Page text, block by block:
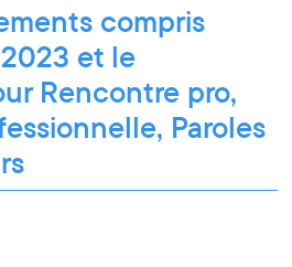
compris
et le
Rencontre pro,
Paroles